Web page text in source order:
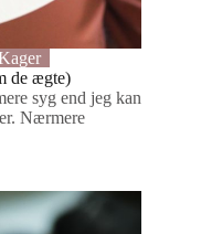
de ægte)
syg end jeg kan
Nærmere